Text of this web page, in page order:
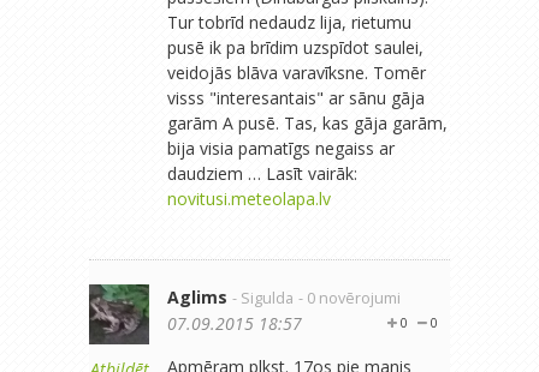
Tur tobrīd nedaudz lija, rietumu
pusē ik pa brīdim uzspīdot saulei,
veidojās blāva varavīksne. Tomēr
visss "interesantais" ar sānu gāja
garām A pusē. Tas, kas gāja garām,
bija visia pamatīgs negaiss ar
daudziem … Lasīt vairāk:
novitusi.meteolapa.lv
Aglims - Sigulda - 0 novērojumi
0
0
07.09.2015 18:57
Apmēram plkst. 17os pie manis